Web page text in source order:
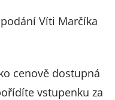
Víti Marčíka
cenově dostupná
vstupenku za